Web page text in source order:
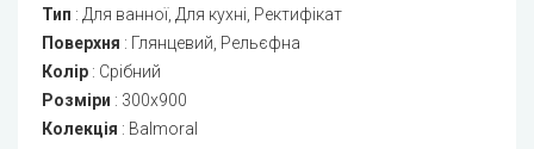
Тип : Для ванної, Для кухні, Ректифікат
Поверхня : Глянцевий, Рельєфна
Колір : Срібний
Розміри : 300x900
Колекція : Balmoral